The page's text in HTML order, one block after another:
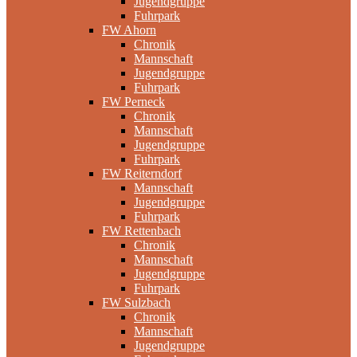
Fuhrpark
FW Ahorn
Chronik
Mannschaft
Jugendgruppe
Fuhrpark
FW Perneck
Chronik
Mannschaft
Jugendgruppe
Fuhrpark
FW Reiterndorf
Mannschaft
Jugendgruppe
Fuhrpark
FW Rettenbach
Chronik
Mannschaft
Jugendgruppe
Fuhrpark
FW Sulzbach
Chronik
Mannschaft
Jugendgruppe